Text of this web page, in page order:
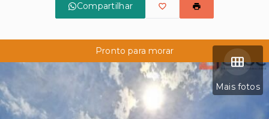
Compartilhar
Mais fotos
Pronto para morar